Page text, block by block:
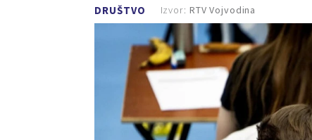
DRUŠTVO Izvor: RTV Vojvodina